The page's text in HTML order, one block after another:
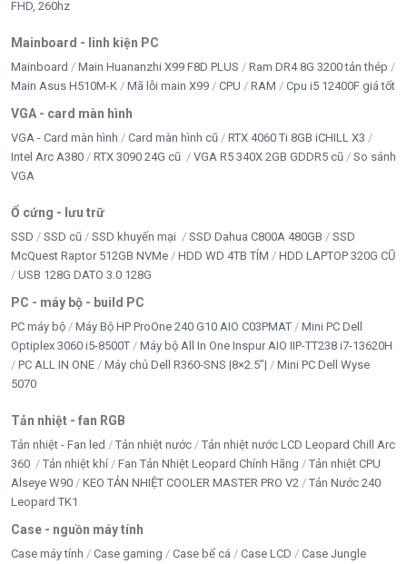
Loa tích hợp
Trọng lượng
4.72 kg
Kích thước có chân đế
Chứng nhận
TCO, Energy Star (ES8.0), TÜV
Kết luận
Màn hình Dell S2721QS 27 inch 4K UHD IPS không
chỉ là màn hình thông thường mà còn là trợ thủ đắc
suất hình ảnh vượt trội và khả năng kết nối linh hoạt,
đây là sản phẩmđáng đầu tưcho người dùng yêu
cầuchất lượng hình ảnh cao và tiện nghi toàn diện.
FHD, 260hz
Mainboard - linh kiện PC
Mainboard Main Huananzhi X99 F8D PLUS
Ram DR4 8G 3200 tản thép
Main Asus H510M-K
Mã lỗi main X99 CPU RAM Cpu i5 12400F giá tốt
VGA - card màn hình
VGA - Card màn hình Card màn hình cũ
RTX 4060 Ti 8GB iCHILL X3
Intel Arc A380
RTX 3090 24G cũ VGA R5 340X 2GB GDDR5 cũ
So sánh
VGA
Ổ cứng - lưu trữ
SSD SSD cũ SSD khuyến mại SSD Dahua C800A 480GB
SSD
McQuest Raptor 512GB NVMe
HDD WD 4TB TÍM
HDD LAPTOP 320G CŨ
USB 128G DATO 3.0 128G
PC - máy bộ - build PC
PC máy bộ Máy Bộ HP ProOne 240 G10 AIO C03PMAT
Mini PC Dell
Optiplex 3060 i5-8500T
Máy bộ All In One Inspur AIO IIP-TT238 i7-13620H
PC ALL IN ONE
Máy chủ Dell R360-SNS |8×2.5”|
Mini PC Dell Wyse
5070
Tản nhiệt - fan RGB
Tản nhiệt - Fan led Tản nhiệt nước
Tản nhiệt nước LCD Leopard Chill Arc
360
Tản nhiệt khí Fan Tản Nhiệt Leopard Chính Hãng
Tản nhiệt CPU
Alseye W90
KEO TẢN NHIỆT COOLER MASTER PRO V2
Tản Nước 240
Leopard TK1
Case - nguồn máy tính
Case máy tính Case gaming Case bể cá Case LCD
Case Jungle